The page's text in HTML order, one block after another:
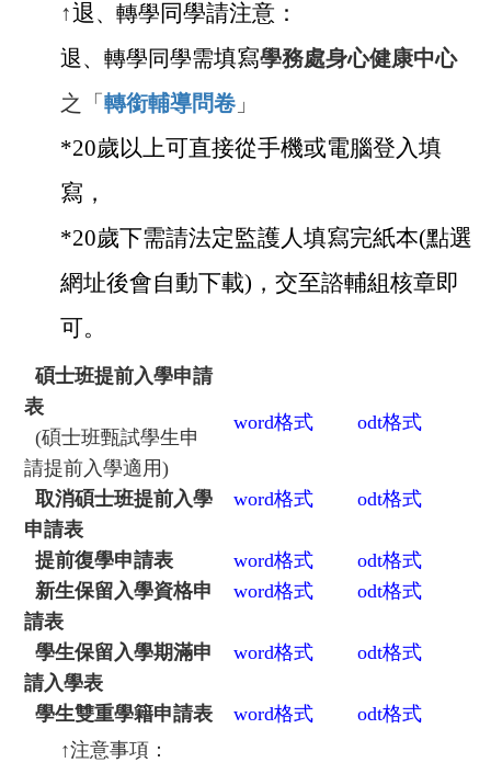
↑退、 轉學 同學請注意：
退、轉學同學需填寫學務處身心健康中心
之「 轉銜輔導問卷 」
*20歲以上可直接從手機或電腦登入填
寫，
*20歲下需請法定監護人填寫完紙本(點選
網址後會自動下載)，交至諮輔組核章即
可。
碩士班提前入學申請
表
(碩士班甄試學生申
請提前入學適用)
word格式 odt格式
取消碩士班提前入學
申請表
word格式 odt格式
提前復學申請表 word格式 odt格式
新生保留入學資格申
請表
word格式 odt格式
學生保留入學期滿申
請入學表
word格式 odt格式
學生雙重學籍申請表 word格式 odt格式
↑注意事項：